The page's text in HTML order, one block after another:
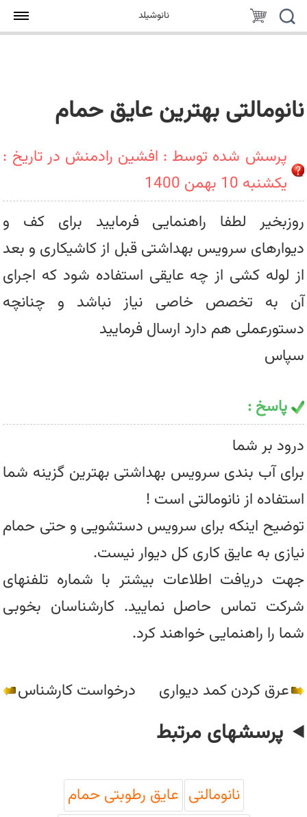
نانوشیلد
نانومالتی بهترین عایق حمام
پرسش شده توسط : افشین رادمنش در تاریخ :
یکشنبه 10 بهمن 1400
روزبخیر لطفا راهنمایی فرمایید برای کف و
دیوارهای سرویس بهداشتی قبل از کاشیکاری و بعد
از لوله کشی از چه عایقی استفاده شود که اجرای
آن به تخصص خاصی نیاز نباشد و چنانچه
دستورعملی هم دارد ارسال فرمایید
سپاس
پاسخ :
درود بر شما
برای آب بندی سرویس بهداشتی بهترین گزینه شما
استفاده از نانومالتی است !
توضیح اینکه برای سرویس دستشویی و حتی حمام
نیازی به عایق کاری کل دیوار نیست.
جهت دریافت اطلاعات بیشتر با شماره تلفنهای
شرکت تماس حاصل نمایید. کارشناسان بخوبی
شما را راهنمایی خواهند کرد.
عرق کردن کمد دیواری درخواست کارشناس
پرسشهای مرتبط
نانومالتی عایق رطوبتی حمام
جستجو
سبد